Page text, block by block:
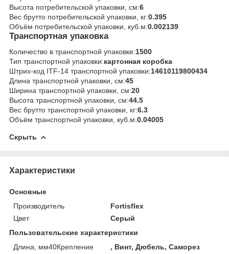
Высота потребительской упаковки, см:6
Вес брутто потребительской упаковки, кг:0.395
Объём потребительской упаковки, куб.м:0.002139
Транспортная упаковка
Количество в транспортной упаковке:1500
Тип транспортной упаковки:картонная коробка
Штрих-код ITF-14 транспортной упаковки:14610119800434
Длина транспортной упаковки, см:45
Ширина транспортной упаковки, см:20
Высота транспортной упаковки, см:44.5
Вес брутто транспортной упаковки, кг:6.3
Объём транспортной упаковки, куб.м:0.04005
Скрыть
Характеристики
Основные
Производитель
Fortisflex
Цвет
Серый
Пользовательские характеристики
Длина, мм40Крепление
, Винт, Дюбель, Саморез